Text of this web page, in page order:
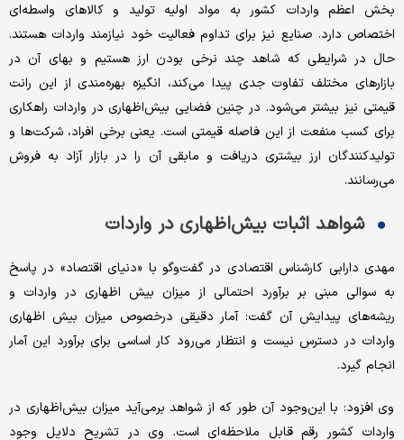
بخش اعظم واردات کشور به مواد اولیه تولید و کالاهای واسطه‌ای
اختصاص دارد. صنایع نیز برای تداوم فعالیت خود نیازمند واردات هستند.
حال در شرایطی که شاهد چند نرخی بودن ارز هستیم و بهای آن در
بازارهای مختلف تفاوت جدی پیدا می‌کند، انگیزه بهره‌مندی از این رانت
قیمتی نیز بیشتر می‌شود. در چنین فضایی بیش‌اظهاری در واردات راهکاری
برای کسب منفعت از این فاصله قیمتی است. یعنی برخی افراد، شرکت‌ها و
تولیدکنندگان ارز بیشتری دریافت و مابقی آن را در بازار آزاد به فروش
می‌رسانند.
شواهد اثبات بیش‌اظهاری در واردات
مهدی دارابی کارشناس اقتصادی در گفت‌وگو با «دنیای اقتصاد» در پاسخ
به سوالی مبنی بر برآورد احتمالی از میزان بیش اظهاری در واردات و
ریشه‌های پیدایش آن گفت: آمار دقیقی درخصوص میزان بیش اظهاری
واردات در دسترس نیست و انتظار می‌رود کار اساسی برای برآورد این آمار
انجام گیرد.
وی افزود: با این‌وجود آن طور که از شواهد برمی‌آید میزان بیش‌اظهاری در
واردات کشور رقم قابل ملاحظه‌ای است. وی در تشریح دلایل وجود